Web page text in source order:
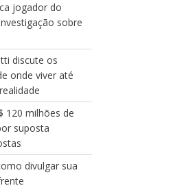
jogador do
sobre
discute os
onde viver até
120 milhões de
suposta
divulgar sua